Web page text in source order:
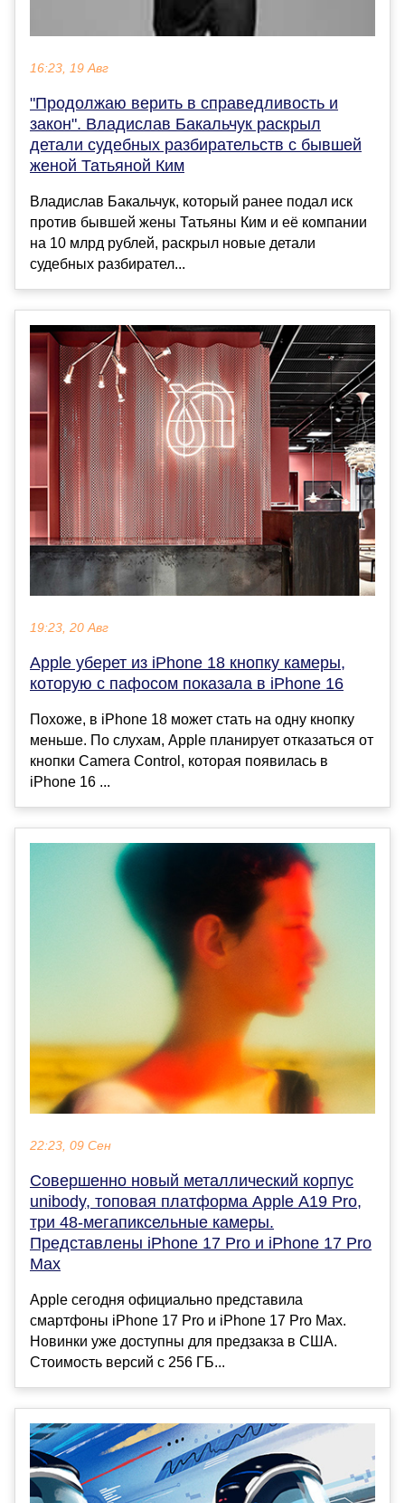
16:23, 19 Авг
"Продолжаю верить в справедливость и
закон". Владислав Бакальчук раскрыл
детали судебных разбирательств с бывшей
женой Татьяной Ким
Владислав Бакальчук, который ранее подал иск
против бывшей жены Татьяны Ким и её компании
на 10 млрд рублей, раскрыл новые детали
судебных разбирател...
19:23, 20 Авг
Apple уберет из iPhone 18 кнопку камеры,
которую с пафосом показала в iPhone 16
Похоже, в iPhone 18 может стать на одну кнопку
меньше. По слухам, Apple планирует отказаться от
кнопки Camera Control, которая появилась в
iPhone 16 ...
22:23, 09 Сен
Совершенно новый металлический корпус
unibody, топовая платформа Apple A19 Pro,
три 48-мегапиксельные камеры.
Представлены iPhone 17 Pro и iPhone 17 Pro
Max
Apple сегодня официально представила
смартфоны iPhone 17 Pro и iPhone 17 Pro Max.
Новинки уже доступны для предзакза в США.
Стоимость версий с 256 ГБ...